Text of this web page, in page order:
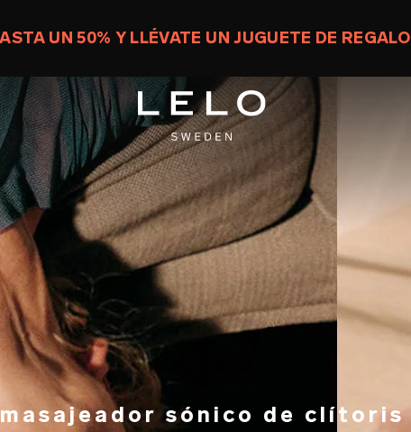
UN 50% Y LLÉVATE UN JUGUETE DE REGALO
masajeador sónico de clítoris